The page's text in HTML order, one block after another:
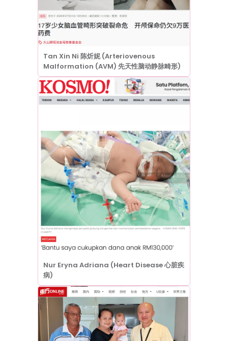
Tan Xin Ni 陈炘妮 (Arteriovenous
Malformation (AVM) 先天性脑动静脉畸形)
Nur Eryna Adriana (Heart Disease 心脏疾
病)